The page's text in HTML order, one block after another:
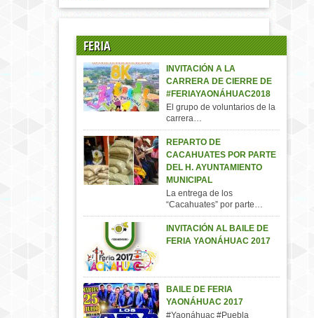
FERIA
INVITACIÓN A LA
CARRERA DE CIERRE DE
#FERIAYAONÁHUAC2018
El grupo de voluntarios de la
carrera…
REPARTO DE
CACAHUATES POR PARTE
DEL H. AYUNTAMIENTO
MUNICIPAL
La entrega de los
“Cacahuates” por parte…
INVITACIÓN AL BAILE DE
FERIA YAONÁHUAC 2017
BAILE DE FERIA
YAONÁHUAC 2017
#Yaonáhuac #Puebla